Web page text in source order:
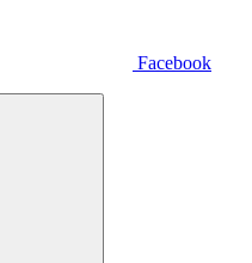
Facebook